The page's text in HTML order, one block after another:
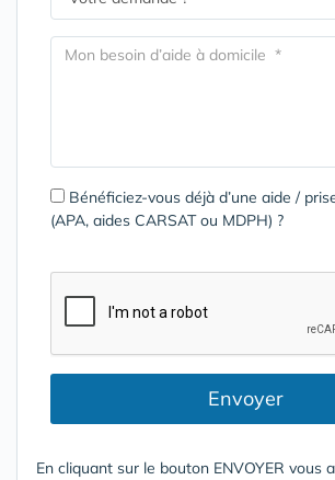
Bénéficiez-vous déjà d’une aide /
(APA, aides CARSAT ou MDPH) ?
Envoyer
En cliquant sur le bouton ENVOYER vous